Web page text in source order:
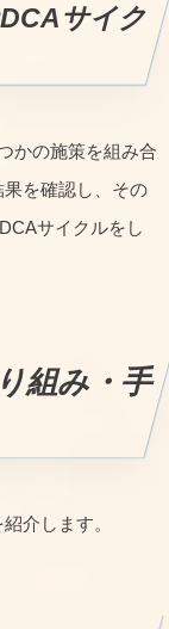
サイク
かの施策を組み合
を確認し、その
サイクルをし
組み・手
介します。